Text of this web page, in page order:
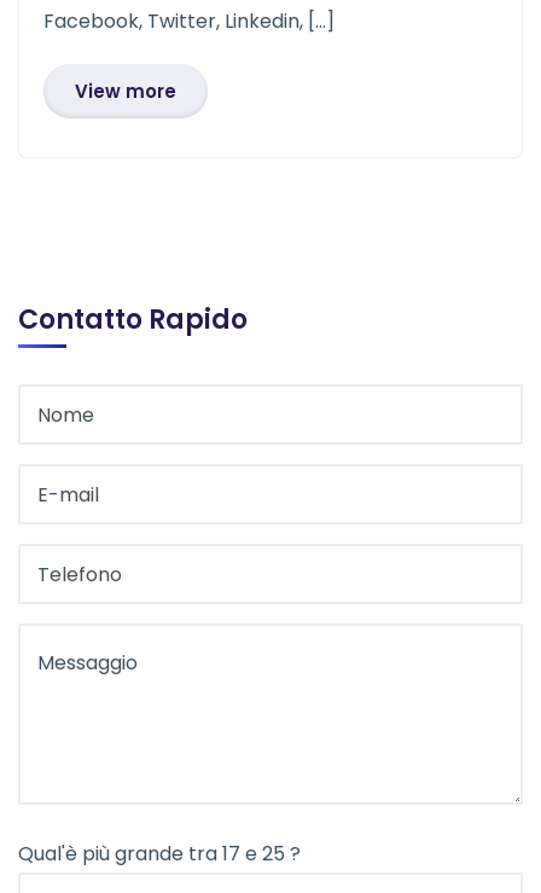
Facebook, Twitter, Linkedin, […]
View more
Contatto Rapido
Qual'è più grande tra 17 e 25 ?